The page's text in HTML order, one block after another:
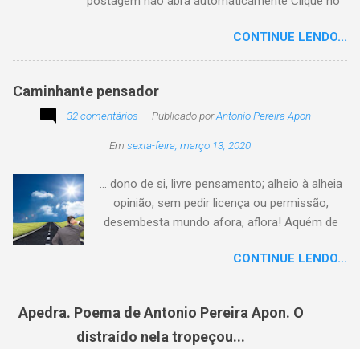
CONTINUE LENDO...
Caminhante pensador
32 comentários Publicado porAntonio Pereira Apon
Em sexta-feira, março 13, 2020
... dono de si, livre pensamento; alheio à alheia
opinião, sem pedir licença ou permissão,
desembesta mundo afora, aflora! Aquém de
sem pitaco, intromissão... Antonio Pereira
Apon. No blog Filosofando na vida , a
uma frase, verso,
poesia, pensamento, mensagem… Sobre uma
CONTINUE LENDO...
Apedra. Poema de Antonio Pereira Apon. O
distraído nela tropeçou...